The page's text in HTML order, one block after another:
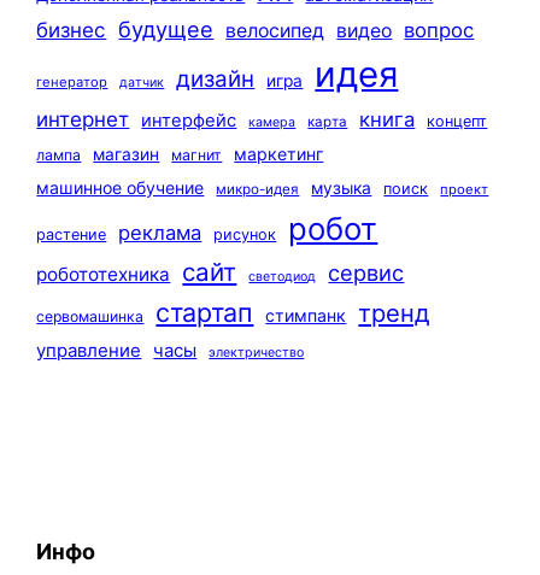
бизнес будущее велосипед видео вопрос
генератор датчик дизайн игра идея
интернет интерфейс камера карта книга
концепт
лампа
магазин магнит
маркетинг
машинное обучение
микро-идея музыка поиск проект
растение реклама рисунок робот
робототехника сайт светодиод сервис
сервомашинка стартап стимпанк тренд
управление часы электричество
Инфо